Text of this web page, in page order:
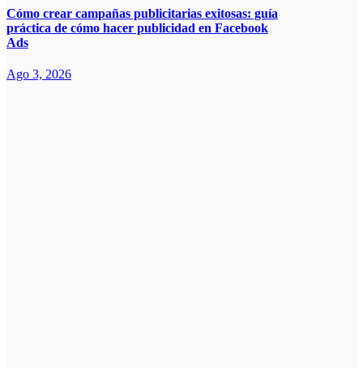
Cómo crear campañas publicitarias exitosas: guía
práctica de cómo hacer publicidad en Facebook
Ads
Ago 3, 2026